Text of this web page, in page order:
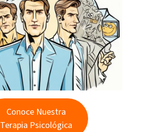
Conoce Nuestra
Terapia Psicológica